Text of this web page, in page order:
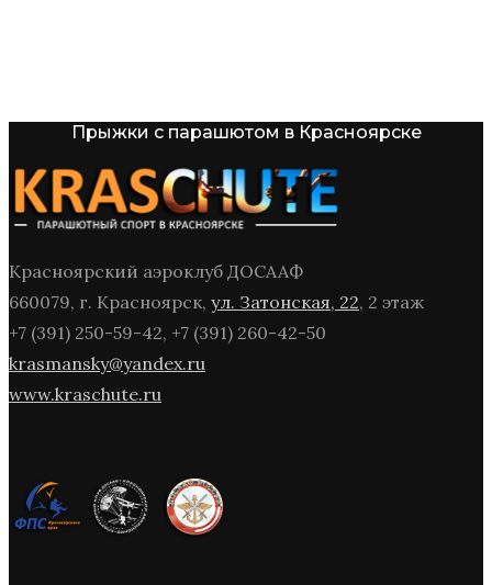
Прыжки с парашютом в Красноярске
Красноярский аэроклуб ДОСААФ
660079, г. Красноярск, ул. Затонская, 22, 2 этаж
+7 (391) 250-59-42, +7 (391) 260-42-50
krasmansky@yandex.ru
www.kraschute.ru